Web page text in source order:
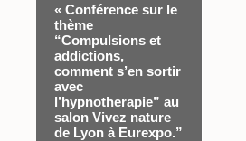
« Conférence sur le
thème
“Compulsions et
addictions,
comment s’en sortir
avec
l’hypnotherapie” au
salon Vivez nature
de Lyon à Eurexpo.”